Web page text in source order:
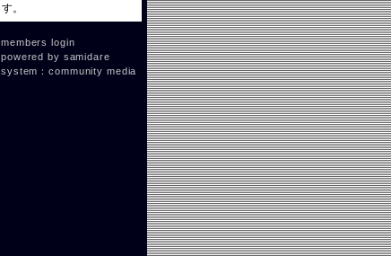
す。
members login
powered by samidare
system：community media